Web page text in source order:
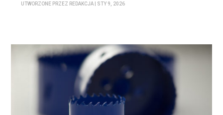
UTWORZONE PRZEZ REDAKCJA STY 9, 2026